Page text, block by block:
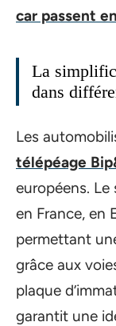
car passent
La
dans
Les
télépéage
européens.
en France, en
permettant
grâce aux
plaque
garantit une